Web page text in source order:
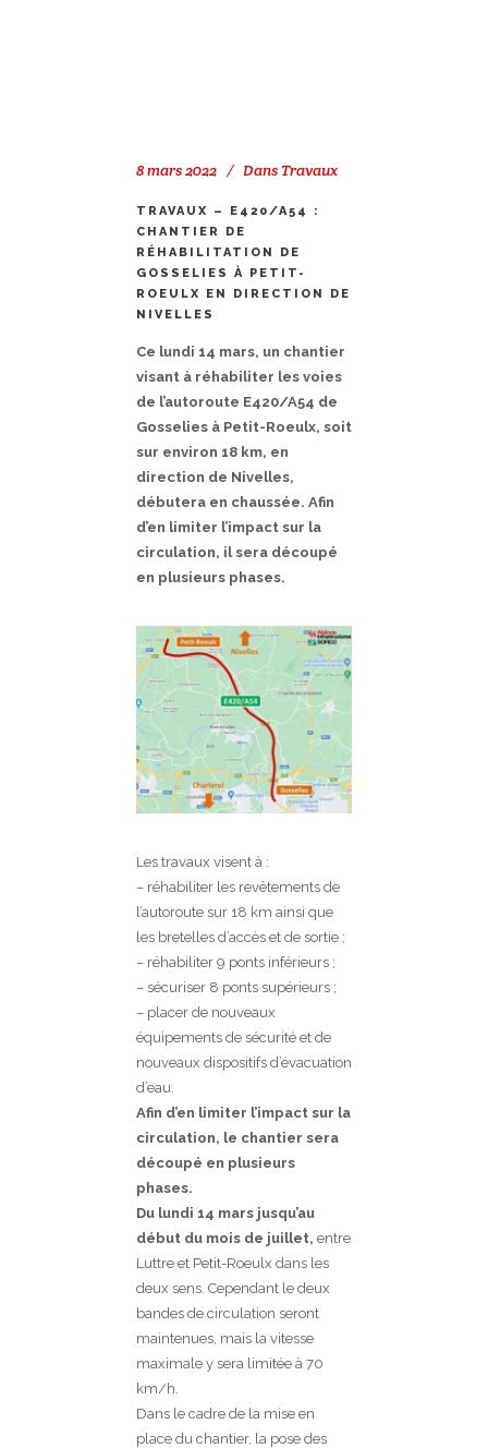
8 mars 2022 Dans Travaux
TRAVAUX – E420/A54 :
CHANTIER DE
RÉHABILITATION DE
GOSSELIES À PETIT-
ROEULX EN DIRECTION DE
NIVELLES
Ce lundi 14 mars, un chantier
visant à réhabiliter les voies
de l’autoroute E420/A54 de
Gosselies à Petit-Roeulx, soit
sur environ 18 km, en
direction de Nivelles,
débutera en chaussée. Afin
d’en limiter l’impact sur la
circulation, il sera découpé
en plusieurs phases.
Les travaux visent à :
– réhabiliter les revêtements de
l’autoroute sur 18 km ainsi que
les bretelles d’accès et de sortie ;
– réhabiliter 9 ponts inférieurs ;
– sécuriser 8 ponts supérieurs ;
– placer de nouveaux
équipements de sécurité et de
nouveaux dispositifs d’évacuation
d’eau.
Afin d’en limiter l’impact sur la
circulation, le chantier sera
découpé en plusieurs
phases.
Du lundi 14 mars jusqu’au
début du mois de juillet, entre
Luttre et Petit-Roeulx dans les
deux sens. Cependant le deux
bandes de circulation seront
maintenues, mais la vitesse
maximale y sera limitée à 70
km/h.
Dans le cadre de la mise en
place du chantier, la pose des